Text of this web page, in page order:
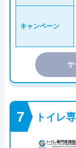
キャンペーン
サ
トイレ